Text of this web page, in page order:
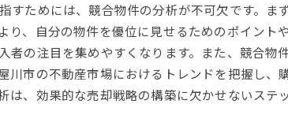
法的トラブルを防ぐための書類管理
不動産専門家による書類確認の重要
最良の条件を引き出す寝屋川市での交渉
交渉前に準備すべき情報と戦略
すためには、競合物件の分析が不可欠です。
り、自分の物件を優位に見せるためのポイント
の注目を集めやすくなります。また、競合物
川市の不動産市場におけるトレンドを把握し
、効果的な売却戦略の構築に欠かせないステ